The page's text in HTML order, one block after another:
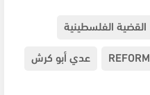
القضية الفلسطينية
REFORM عدي أبو كرش